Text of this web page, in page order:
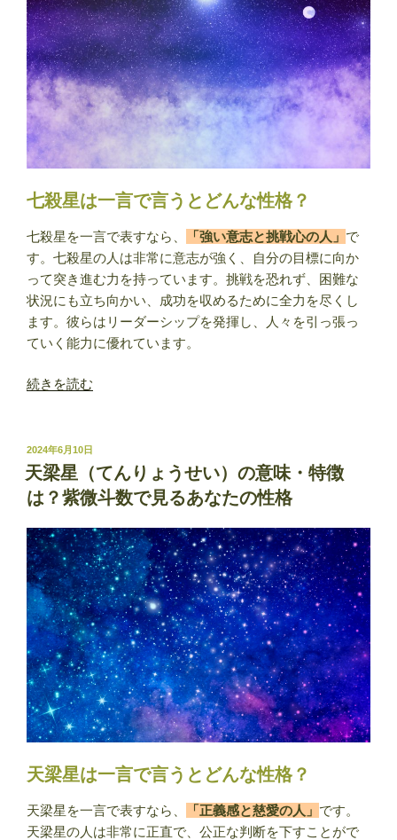
意
味・
特
徴
は？
紫
微
斗
で
る
あ
な
た
の
性
の
七殺星は一言で言うとどんな性格？
七殺星を一言で表すなら、 「強い意志と挑戦心の人」 で
す。七殺星の人は非常に意志が強く、自分の目標に向か
って突き進む力を持っています。挑戦を恐れず、困難な
状況にも立ち向かい、成功を収めるために全力を尽くし
ます。彼らはリーダーシップを発揮し、人々を引っ張っ
ていく能力に優れています。
“七
（し
ち
さ
つ
せ
い）
の
意
味・
特
徴
は？
紫
微
斗
数
で
見
る
続きを読む
投
稿
日:
2024年6月10日
天梁星（てんりょうせい）の意味・特徴
は？紫微斗数で見るあなたの性格
天梁星は一言で言うとどんな性格？
天梁星を一言で表すなら、 「正義感と慈愛の人」 です。
天梁星の人は非常に正直で、公正な判断を下すことがで